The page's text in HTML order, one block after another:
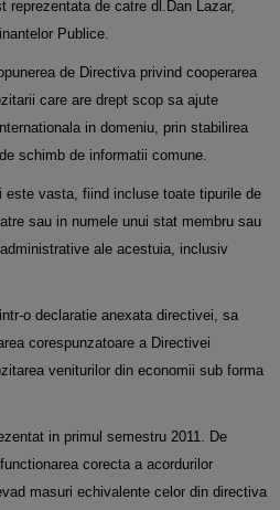
reprezentata de catre dl.Dan Lazar,
Publice.
de Directiva privind cooperarea
care are drept scop sa ajute
in domeniu, prin stabilirea
schimb de informatii comune.
vasta, fiind incluse toate tipurile de
sau in numele unui stat membru sau
ale acestuia, inclusiv
o declaratie anexata directivei, sa
corespunzatoare a Directivei
veniturilor din economii sub forma
in primul semestru 2011. De
corecta a acordurilor
masuri echivalente celor din directiva